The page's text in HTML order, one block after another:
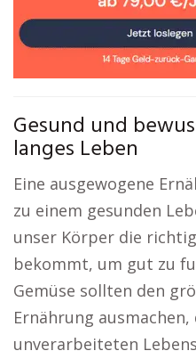
Gesund und
langes Leben
Eine ausgewogene
zu einem gesunden
unser Körper die
bekommt, um gut zu
Gemüse sollten den
Ernährung
unverarbeiteten